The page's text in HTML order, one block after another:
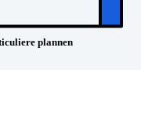
plannen